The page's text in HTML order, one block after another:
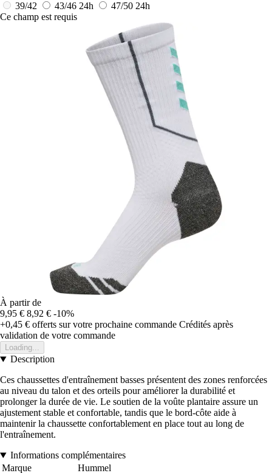
39/42
43/46 24h 47/50 24h
Ce champ est requis
À partir de
9,95 € 8,92 € -10%
+0,45 € offerts sur votre prochaine commande Crédités après
validation de votre commande
Loading...
Description
Ces chaussettes d'entraînement basses présentent des zones renforcées
au niveau du talon et des orteils pour améliorer la durabilité et
prolonger la durée de vie. Le soutien de la voûte plantaire assure un
ajustement stable et confortable, tandis que le bord-côte aide à
maintenir la chaussette confortablement en place tout au long de
l'entraînement.
Informations complémentaires
Marque
Hummel